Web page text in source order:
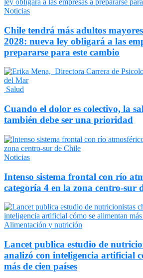
Noticias
Chile tendrá más adultos
2028: nueva ley obligará a las
prepararse para este cambio
Salud
Cuando el dolor es colectivo, la
también debe ser una prioridad
Noticias
Intenso sistema frontal con río
categoría 4 en la zona centro-sur
Alimentación y nutrición
Lancet publica estudio de
analizó con inteligencia artificial
más de cien países